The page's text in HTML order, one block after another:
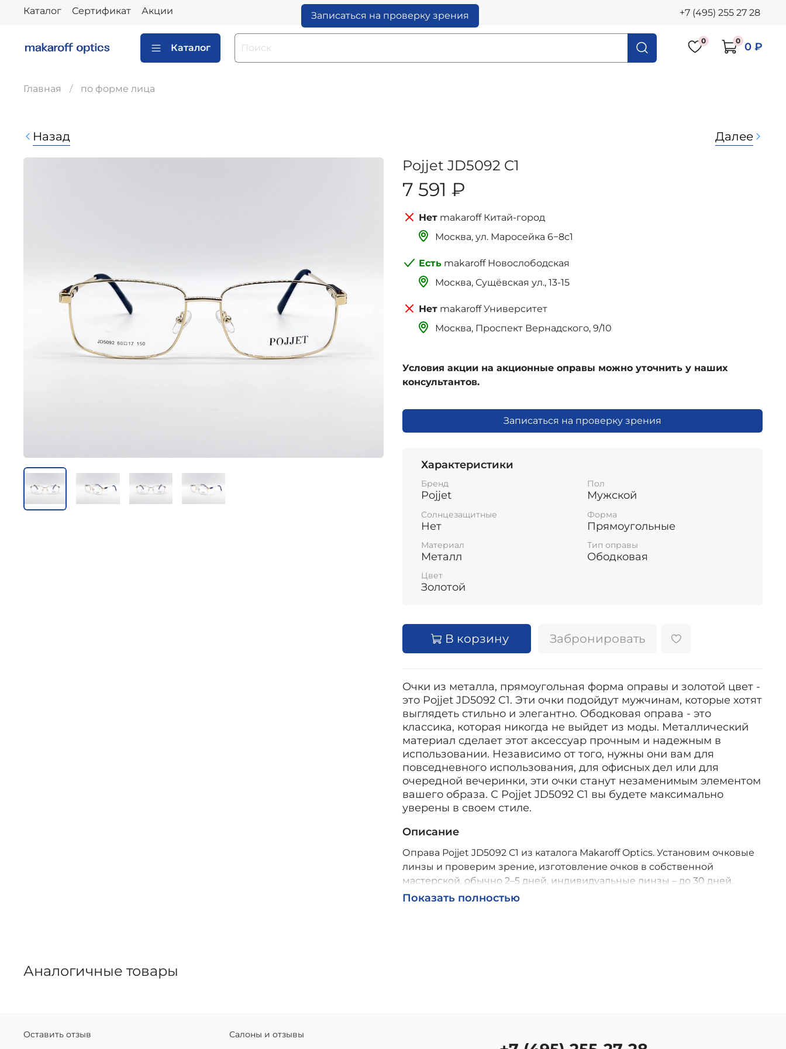
Каталог Сертификат Акции Записаться на проверку зрения +7 (495) 255 27 28
Каталог
0 0 0 ₽
Главная по форме лица
Назад Далее
Pojjet JD5092 C1
7 591 ₽
makaroff Китай-город
Москва, ‌‌‌‌ул. Маросейка 6−8с1
makaroff Новослободская
Москва, Сущёвская ул., 13-15
makaroff Университет
Москва, Проспект Вернадского, 9/10
Условия акции на акционные оправы можно уточнить у наших
консультантов.
Записаться на проверку зрения
Характеристики
Бренд
Pojjet
Пол
Мужской
Солнцезащитные
Нет
Форма
Прямоугольные
Материал
Металл
Тип оправы
Ободковая
Цвет
Золотой
В корзину Забронировать
Очки из металла, прямоугольная форма оправы и золотой цвет -
это Pojjet JD5092 C1. Эти очки подойдут мужчинам, которые хотят
выглядеть стильно и элегантно. Ободковая оправа - это
классика, которая никогда не выйдет из моды. Металлический
материал сделает этот аксессуар прочным и надежным в
использовании. Независимо от того, нужны они вам для
повседневного использования, для офисных дел или для
очередной вечеринки, эти очки станут незаменимым элементом
вашего образа. С Pojjet JD5092 C1 вы будете максимально
уверены в своем стиле.
Описание
Оправа Pojjet JD5092 C1 из каталога Makaroff Optics. Установим очковые
линзы и проверим зрение, изготовление очков в собственной
мастерской, обычно 2–5 дней, индивидуальные линзы – до 30 дней.
Возможна доставка по России.
Показать полностью
Аналогичные товары
Оставить отзыв
Салоны и отзывы